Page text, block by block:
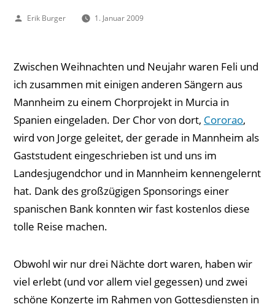
Veröffentlicht
Erik Burger 1. Januar 2009
Zwischen Weihnachten und Neujahr waren Feli und
ich zusammen mit einigen anderen Sängern aus
Mannheim zu einem Chorprojekt in Murcia in
Spanien eingeladen. Der Chor von dort, Cororao,
wird von Jorge geleitet, der gerade in Mannheim als
Gaststudent eingeschrieben ist und uns im
Landesjugendchor und in Mannheim kennengelernt
hat. Dank des großzügigen Sponsorings einer
spanischen Bank konnten wir fast kostenlos diese
tolle Reise machen.
Obwohl wir nur drei Nächte dort waren, haben wir
viel erlebt (und vor allem viel gegessen) und zwei
schöne Konzerte im Rahmen von Gottesdiensten in